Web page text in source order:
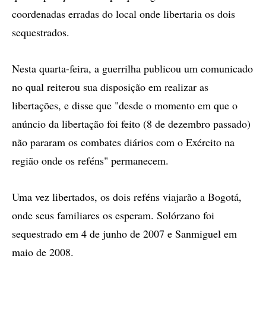
coordenadas erradas do local onde libertaria os dois
sequestrados.
Nesta quarta-feira, a guerrilha publicou um comunicado
no qual reiterou sua disposição em realizar as
libertações, e disse que "desde o momento em que o
anúncio da libertação foi feito (8 de dezembro passado)
não pararam os combates diários com o Exército na
região onde os reféns" permanecem.
Uma vez libertados, os dois reféns viajarão a Bogotá,
onde seus familiares os esperam. Solórzano foi
sequestrado em 4 de junho de 2007 e Sanmiguel em
maio de 2008.